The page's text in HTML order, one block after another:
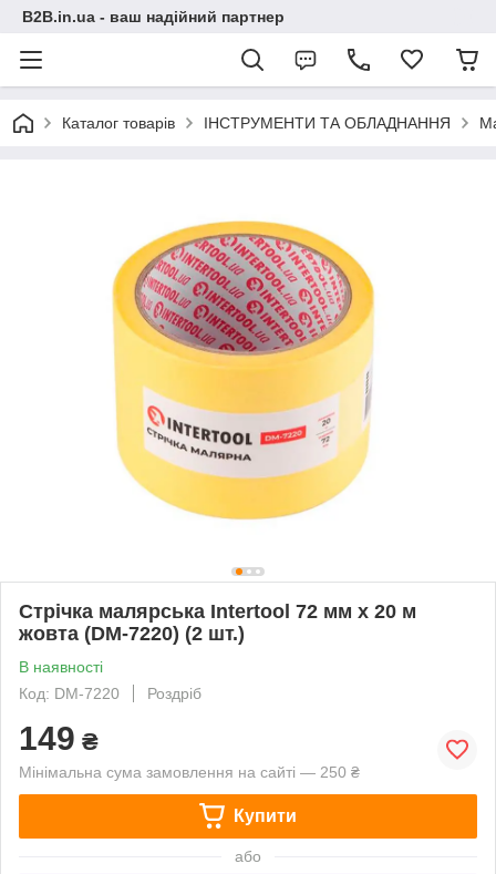
B2B.in.ua - ваш надійний партнер
Каталог товарів ІНСТРУМЕНТИ ТА ОБЛАДНАННЯ
Стрічка малярська Intertool 72 мм х 20 м
жовта (DM-7220) (2 шт.)
В наявності
Код: DM-7220
Роздріб
149 ₴
Мінімальна сума замовлення на сайті — 250 ₴
Купити
або